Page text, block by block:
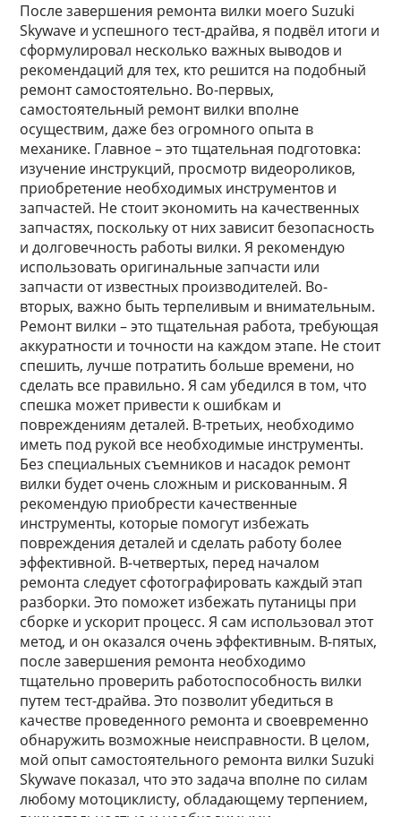
После завершения ремонта вилки моего Suzuki
Skywave и успешного тест-драйва, я подвёл итоги и
сформулировал несколько важных выводов и
рекомендаций для тех, кто решится на подобный
ремонт самостоятельно. Во-первых,
самостоятельный ремонт вилки вполне
осуществим, даже без огромного опыта в
механике. Главное – это тщательная подготовка:
изучение инструкций, просмотр видеороликов,
приобретение необходимых инструментов и
запчастей. Не стоит экономить на качественных
запчастях, поскольку от них зависит безопасность
и долговечность работы вилки. Я рекомендую
использовать оригинальные запчасти или
запчасти от известных производителей. Во-
вторых, важно быть терпеливым и внимательным.
Ремонт вилки – это тщательная работа, требующая
аккуратности и точности на каждом этапе. Не стоит
спешить, лучше потратить больше времени, но
сделать все правильно. Я сам убедился в том, что
спешка может привести к ошибкам и
повреждениям деталей. В-третьих, необходимо
иметь под рукой все необходимые инструменты.
Без специальных съемников и насадок ремонт
вилки будет очень сложным и рискованным. Я
рекомендую приобрести качественные
инструменты, которые помогут избежать
повреждения деталей и сделать работу более
эффективной. В-четвертых, перед началом
ремонта следует сфотографировать каждый этап
разборки. Это поможет избежать путаницы при
сборке и ускорит процесс. Я сам использовал этот
метод, и он оказался очень эффективным. В-пятых,
после завершения ремонта необходимо
тщательно проверить работоспособность вилки
путем тест-драйва. Это позволит убедиться в
качестве проведенного ремонта и своевременно
обнаружить возможные неисправности. В целом,
мой опыт самостоятельного ремонта вилки Suzuki
Skywave показал, что это задача вполне по силам
любому мотоциклисту, обладающему терпением,